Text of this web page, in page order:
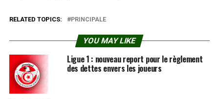
RELATED TOPICS: PRINCIPALE
YOU MAY LIKE
Ligue 1 : nouveau report pour le règlement
des dettes envers les joueurs